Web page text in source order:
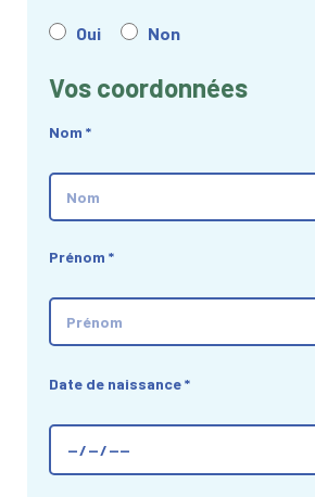
Oui Non
Vos coordonnées
Nom *
Prénom *
Date de naissance*